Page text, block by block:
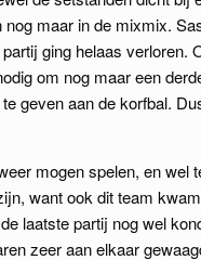
maar in de mixmix.
ging helaas verloren.
om nog maar een
geven aan de korfbal.
mogen spelen, en wel
want ook dit team
laatste partij nog wel
zeer aan elkaar